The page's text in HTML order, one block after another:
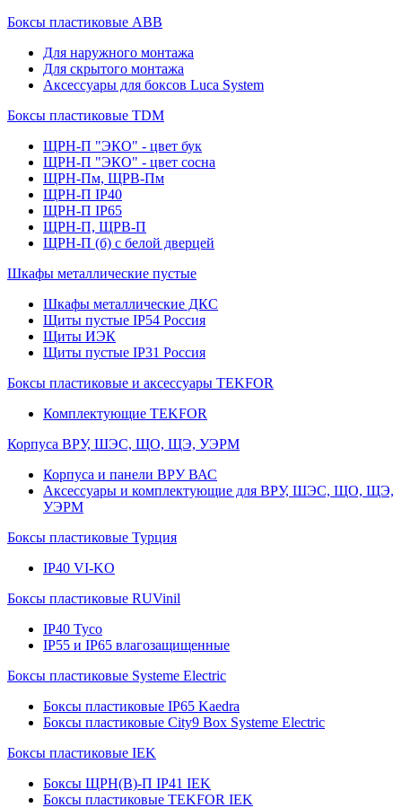
Боксы пластиковые ABB
Для наружного монтажа
Для скрытого монтажа
Аксессуары для боксов Luca System
Боксы пластиковые TDM
ЩРН-П "ЭКО" - цвет бук
ЩРН-П "ЭКО" - цвет сосна
ЩРН-Пм, ЩРВ-Пм
ЩРН-П IP40
ЩРН-П IP65
ЩРН-П, ЩРВ-П
ЩРН-П (б) с белой дверцей
Шкафы металлические пустые
Шкафы металлические ДКС
Щиты пустые IP54 Россия
Щиты ИЭК
Щиты пустые IP31 Россия
Боксы пластиковые и аксессуары TEKFOR
Комплектующие TEKFOR
Корпуса ВРУ, ШЭС, ЩО, ЩЭ, УЭРМ
Корпуса и панели ВРУ ВАС
Аксессуары и комплектующие для ВРУ, ШЭС, ЩО, ЩЭ,
УЭРМ
Боксы пластиковые Турция
IP40 VI-KO
Боксы пластиковые RUVinil
IP40 Тусо
IP55 и IP65 влагозащищенные
Боксы пластиковые Systeme Electric
Боксы пластиковые IP65 Kaedra
Боксы пластиковые City9 Box Systeme Electric
Боксы пластиковые IEK
Боксы ЩРН(В)-П IP41 IEK
Боксы пластиковые TEKFOR IEK